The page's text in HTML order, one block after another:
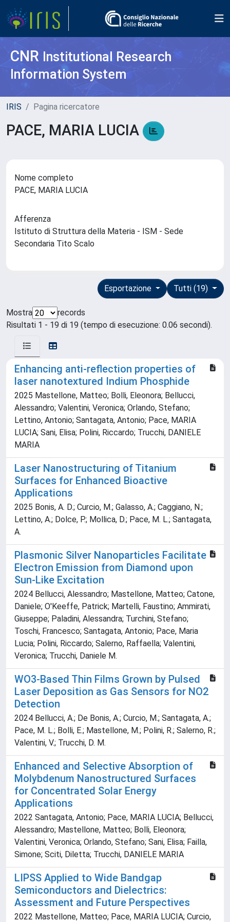
CNR Institutional Research
Information System
IRIS Pagina ricercatore
PACE, MARIA LUCIA
Nome completo
PACE, MARIA LUCIA
Afferenza
Istituto di Struttura della Materia - ISM - Sede
Secondaria Tito Scalo
Tutti (19)
Esportazione
Mostra
records
Risultati 1 - 19 di 19 (tempo di esecuzione: 0.06 secondi).
Enhancing anti-reflection properties of
laser nanotextured Indium Phosphide
2025 Mastellone, Matteo; Bolli, Eleonora; Bellucci,
Alessandro; Valentini, Veronica; Orlando, Stefano;
Lettino, Antonio; Santagata, Antonio; Pace, MARIA
LUCIA; Sani, Elisa; Polini, Riccardo; Trucchi, DANIELE
MARIA
Laser Nanostructuring of Titanium
Surfaces for Enhanced Bioactive
Applications
2025 Bonis, A. D.; Curcio, M.; Galasso, A.; Caggiano, N.;
Lettino, A.; Dolce, P.; Mollica, D.; Pace, M. L.; Santagata,
A.
Plasmonic Silver Nanoparticles Facilitate
Electron Emission from Diamond upon
Sun‐Like Excitation
2024 Bellucci, Alessandro; Mastellone, Matteo; Catone,
Daniele; O'Keeffe, Patrick; Martelli, Faustino; Ammirati,
Giuseppe; Paladini, Alessandra; Turchini, Stefano;
Toschi, Francesco; Santagata, Antonio; Pace, Maria
Lucia; Polini, Riccardo; Salerno, Raffaella; Valentini,
Veronica; Trucchi, Daniele M.
WO3-Based Thin Films Grown by Pulsed
Laser Deposition as Gas Sensors for NO2
Detection
2024 Bellucci, A.; De Bonis, A.; Curcio, M.; Santagata, A.;
Pace, M. L.; Bolli, E.; Mastellone, M.; Polini, R.; Salerno, R.;
Valentini, V.; Trucchi, D. M.
Enhanced and Selective Absorption of
Molybdenum Nanostructured Surfaces
for Concentrated Solar Energy
Applications
2022 Santagata, Antonio; Pace, MARIA LUCIA; Bellucci,
Alessandro; Mastellone, Matteo; Bolli, Eleonora;
Valentini, Veronica; Orlando, Stefano; Sani, Elisa; Failla,
Simone; Sciti, Diletta; Trucchi, DANIELE MARIA
LIPSS Applied to Wide Bandgap
Semiconductors and Dielectrics:
Assessment and Future Perspectives
2022 Mastellone, Matteo; Pace, MARIA LUCIA; Curcio,